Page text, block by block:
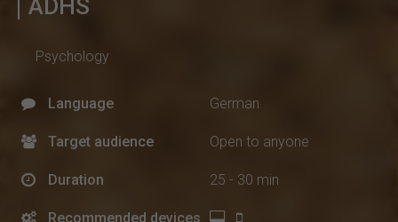
ADHS
Psychology
Language German
Target audience Open to anyone
Duration 25 - 30 min
Recommended devices